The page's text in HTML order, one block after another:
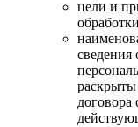
цели и
сведения